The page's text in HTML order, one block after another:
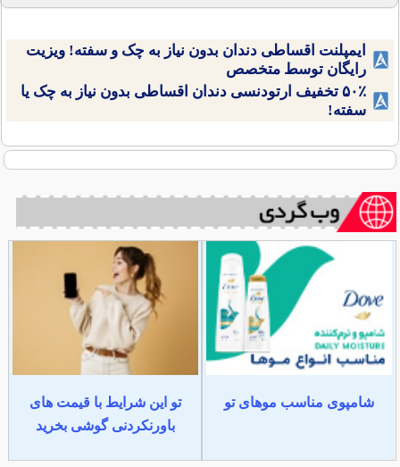
ایمپلنت اقساطی دندان بدون نیاز به چک و سفته! ویزیت
رایگان توسط متخصص
۵۰٪ تخفیف ارتودنسی دندان اقساطی بدون نیاز به چک یا
سفته!
شامپوی مناسب موهای تو
تو این شرایط با قیمت های
باورنکردنی گوشی بخرید